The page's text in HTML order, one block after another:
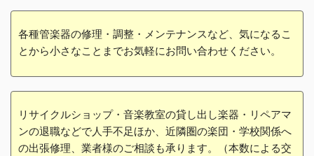
各種管楽器の修理・調整・メンテナンスなど、気になるこ
とから小さなことまでお気軽にお問い合わせください。
リサイクルショップ・音楽教室の貸し出し楽器・リペアマ
ンの退職などで人手不足ほか、近隣圏の楽団・学校関係へ
の出張修理、業者様のご相談も承ります。（本数による交